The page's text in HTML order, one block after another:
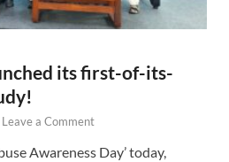
its first-of-its-
Leave a Comment
Awareness Day’ today,